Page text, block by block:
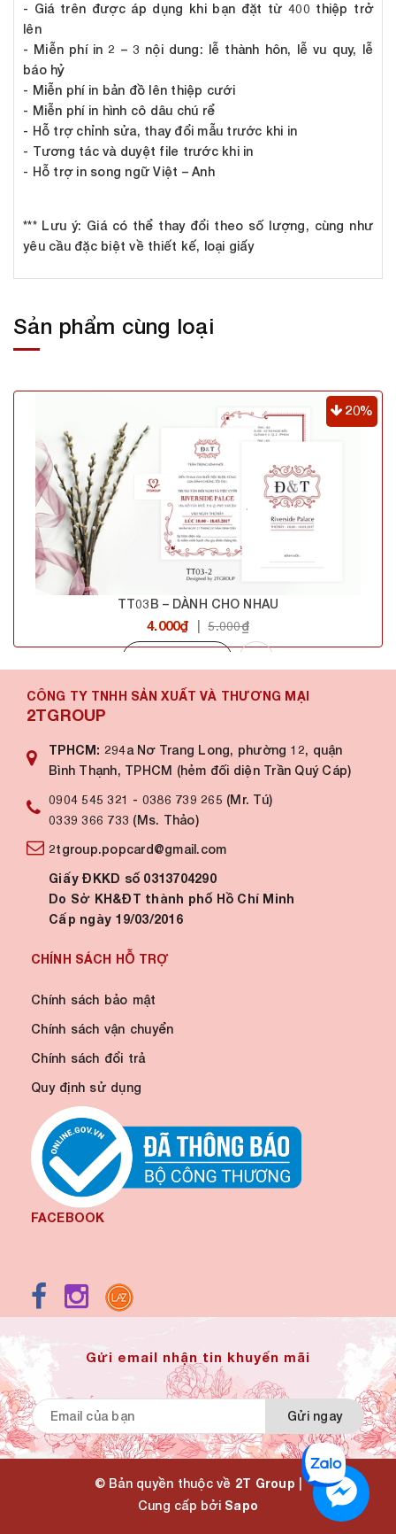
- Giá trên được áp dụng khi bạn đặt từ 400 thiệp trở
lên
- Miễn phí in 2 – 3 nội dung: lễ thành hôn, lễ vu quy, lễ
báo hỷ
- Miễn phí in bản đồ lên thiệp cưới
- Miễn phí in hình cô dâu chú rể
- Hỗ trợ chỉnh sửa, thay đổi mẫu trước khi in
- Tương tác và duyệt file trước khi in
- Hỗ trợ in song ngữ Việt – Anh
*** Lưu ý: Giá có thể thay đổi theo số lượng, cùng như
yêu cầu đặc biệt về thiết kế, loại giấy
Sản phẩm cùng loại
20%
TT03B – DÀNH CHO NHAU
4.000₫ 5.000₫
CÔNG TY TNHH SẢN XUẤT VÀ THƯƠNG MẠI
2TGROUP
TPHCM: 294a Nơ Trang Long, phường 12, quận
Bình Thạnh, TPHCM (hẻm đối diện Trần Quý Cáp)
0904 545 321 - 0386 739 265 (Mr. Tú)
0339 366 733 (Ms. Thảo)
2tgroup.popcard@gmail.com
Giấy ĐKKD số 0313704290
Do Sở KH&ĐT thành phố Hồ Chí Minh
Cấp ngày 19/03/2016
CHÍNH SÁCH HỖ TRỢ
Chính sách bảo mật
Chính sách vận chuyển
Chính sách đổi trả
Quy định sử dụng
FACEBOOK
Gửi email nhận tin khuyến mãi
Gửi ngay
© Bản quyền thuộc về 2T Group
Cung cấp bởi Sapo